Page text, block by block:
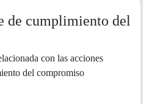
de cumplimiento del
con las acciones
del compromiso